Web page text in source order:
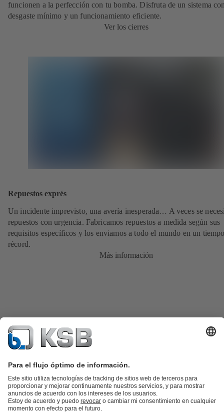
funcionen a la perfección con tu bomba. Disfruta de un sistema
desgaste mínimo y un funcionamiento eficiente.
Ver los cierres
Repuestos exprés
Un incidente imprevisto, una avería inesperada… A veces se
repuestos con urgencia. Fabricamos repuestos a medida según sus
requisitos específicos y los enviamos a todo el mundo en un
récord.
Más información
Catálogo de productosRepuestos KSB